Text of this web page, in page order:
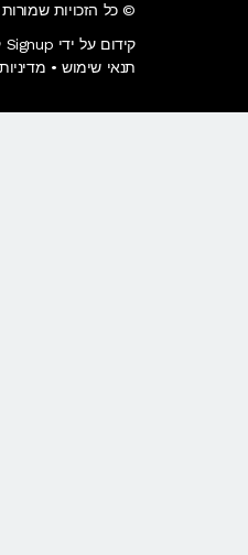
© כל הזכויות
קידום על ידי Signup קידום אתרים
תנאי שימוש •